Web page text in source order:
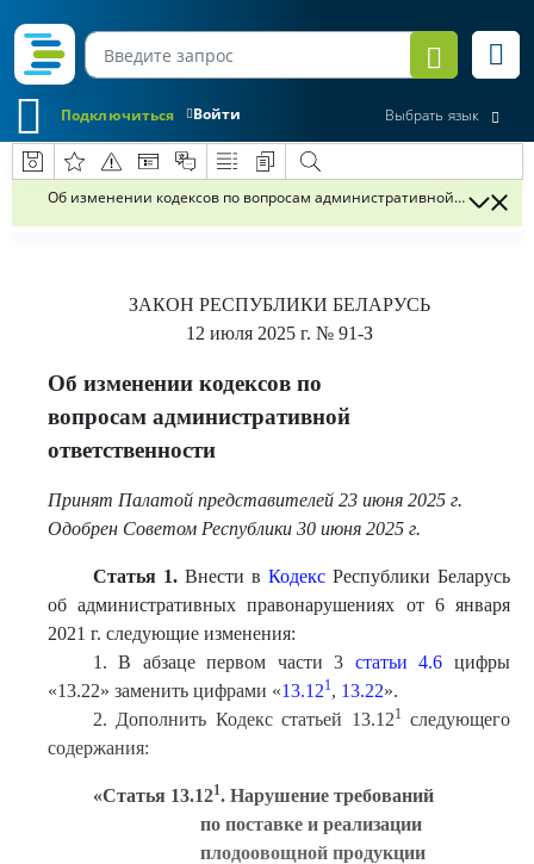
Войти
Подключиться Выбрать язык
Об изменении кодексов по вопросам административной
ЗАКОН РЕСПУБЛИКИ БЕЛАРУСЬ
12 июля 2025 г. № 91-З
Об изменении кодексов по
вопросам административной
ответственности
Принят Палатой представителей 23 июня 2025 г.
Одобрен Советом Республики 30 июня 2025 г.
Статья 1.Внести в КодексРеспублики Беларусь
об административных правонарушениях от 6 января
2021 г. следующие изменения:
1. В абзаце первом части 3 статьи 4.6 цифры
«13.22» заменить цифрами «13.121, 13.22».
2. Дополнить Кодекс статьей 13.121 следующего
содержания:
«Статья 13.121. Нарушение требований
по поставке и реализации
плодоовощной продукции